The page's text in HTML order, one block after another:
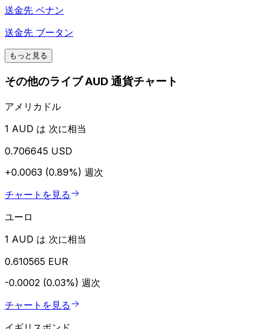
送金先 ベナン
送金先 ブータン
もっと見る
その他のライブ AUD 通貨チャート
アメリカドル
1 AUD は 次に相当
0.706645 USD
+0.0063 (0.89%) 週次
チャートを見る
ユーロ
1 AUD は 次に相当
0.610565 EUR
-0.0002 (0.03%) 週次
チャートを見る